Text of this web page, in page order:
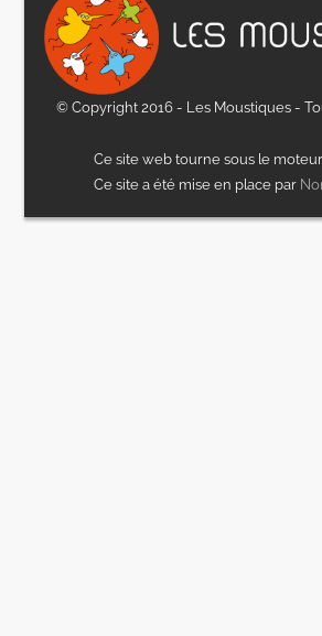
© Copyright 2016 - Les Moustiques -
Ce site web tourne sous le
Ce site a été mise en place par